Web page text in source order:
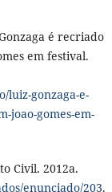
é recriado
em festival.
gonzaga-e-
joao-gomes-em-
Civil. 2012a.
enunciado/203.